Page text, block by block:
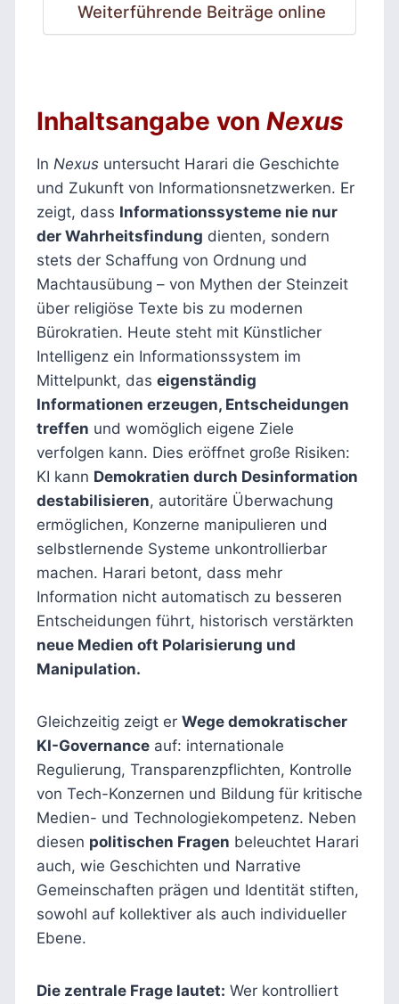
Weiterführende Beiträge online
Inhaltsangabe von Nexus
In Nexusuntersucht Harari die Geschichte
und Zukunft von Informationsnetzwerken. Er
zeigt, dass Informationssysteme nie nur
der Wahrheitsfindung dienten, sondern
stets der Schaffung von Ordnung und
Machtausübung – von Mythen der Steinzeit
über religiöse Texte bis zu modernen
Bürokratien. Heute steht mit Künstlicher
Intelligenz ein Informationssystem im
Mittelpunkt, das eigenständig
Informationen erzeugen, Entscheidungen
treffen und womöglich eigene Ziele
verfolgen kann. Dies eröffnet große Risiken:
KI kann Demokratien durch Desinformation
destabilisieren, autoritäre Überwachung
ermöglichen, Konzerne manipulieren und
selbstlernende Systeme unkontrollierbar
machen. Harari betont, dass mehr
Information nicht automatisch zu besseren
Entscheidungen führt, historisch verstärkten
neue Medien oft Polarisierung und
Manipulation.
Gleichzeitig zeigt er Wege demokratischer
KI-Governanceauf: internationale
Regulierung, Transparenzpflichten, Kontrolle
von Tech-Konzernen und Bildung für kritische
Medien- und Technologiekompetenz. Neben
diesen politischen Fragen beleuchtet Harari
auch, wie Geschichten und Narrative
Gemeinschaften prägen und Identität stiften,
sowohl auf kollektiver als auch individueller
Ebene.
Die zentrale Frage lautet: Wer kontrolliert